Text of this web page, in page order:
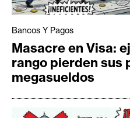
Bancos Y Pagos
Masacre en Visa:
rango pierden sus
megasueldos